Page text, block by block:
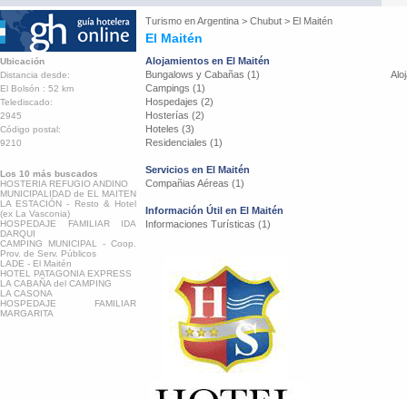
Turismo enArgentina > Chubut > El Maitén
El Maitén
Ubicación
Distancia desde:
El Bolsón : 52 km
Telediscado:
2945
Código postal:
9210
Los 10 más buscados
HOSTERIA REFUGIO ANDINO
MUNICIPALIDAD de EL MAITEN
LA ESTACIÓN - Resto & Hotel
(ex La Vasconia)
HOSPEDAJE FAMILIAR IDA
DARQUI
CAMPING MUNICIPAL - Coop.
Prov. de Serv. Públicos
LADE - El Maitén
HOTEL PATAGONIA EXPRESS
LA CABAÑA del CAMPING
LA CASONA
HOSPEDAJE FAMILIAR
MARGARITA
Alojamientos en El Maitén
Bungalows y Cabañas (1)
Campings (1)
Hospedajes (2)
Hosterías (2)
Hoteles (3)
Residenciales (1)
Servicios en El Maitén
Compañias Aéreas (1)
Información Útil en El Maitén
Informaciones Turísticas (1)